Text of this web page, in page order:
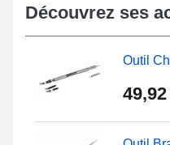
Découvrez ses
Outil